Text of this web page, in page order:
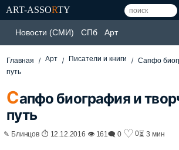
ART-ASSORTY
Новости (СМИ) СПб Арт
Главная Арт Писатели и книги
Сапфо
путь
Сапфо биография и
путь
✎ Блинцов ⏱ 12.12.2016 👁 161🗨 0 ♡ 0⏳ 3 мин